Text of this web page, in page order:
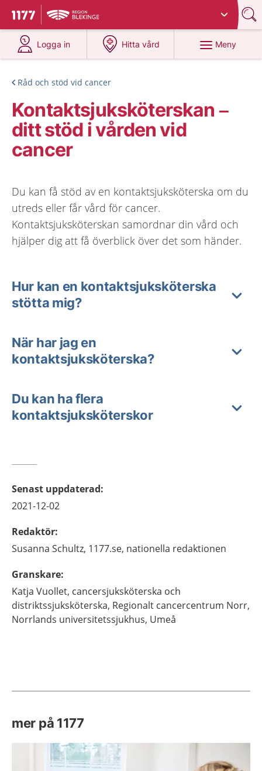
Till startsidan för 1177
Du har valt region
Logga in
på 1177.se
Hitta vård
på 1177.se
Meny
Råd och stöd vid cancer
Kontaktsjuksköterskan –
ditt stöd i vården vid
cancer
Du kan få stöd av en kontaktsjuksköterska om du
utreds eller får vård för cancer.
Kontaktsjuksköterskan samordnar din vård och
hjälper dig att få överblick över det som händer.
Hur kan en kontaktsjuksköterska
stötta mig?
När har jag en
kontaktsjuksköterska?
Du kan ha flera
kontaktsjuksköterskor
Senast uppdaterad:
2021-12-02
Redaktör:
Susanna Schultz, 1177.se, nationella redaktionen
Granskare:
Katja Vuollet, cancersjuksköterska och
distriktssjuksköterska, Regionalt cancercentrum Norr,
Norrlands universitetssjukhus, Umeå
mer på 1177